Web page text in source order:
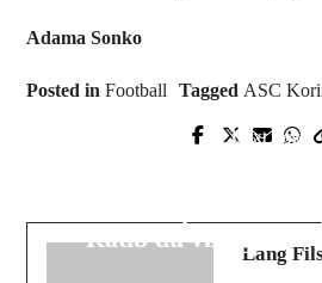
Adama Sonko
Posted in Football Tagged ASC
Prev Post
Next Post
Ratib du village de
Lang